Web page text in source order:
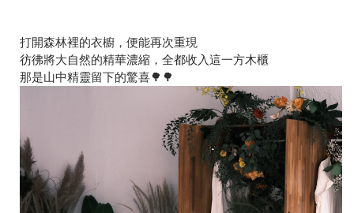
打開森林裡的衣櫥，便能再次重現
彷彿將大自然的精華濃縮，全都收入這一方木櫃
那是山中精靈留下的驚喜🌳🌳